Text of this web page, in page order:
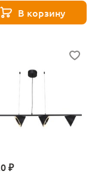
В корзину
₽